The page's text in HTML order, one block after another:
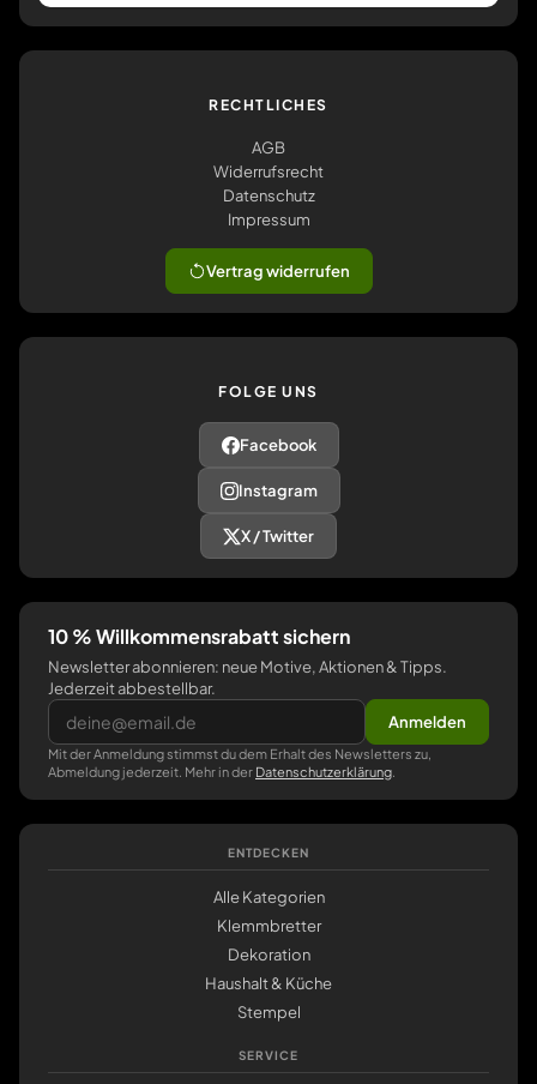
RECHTLICHES
AGB
Widerrufsrecht
Datenschutz
Impressum
Vertrag widerrufen
FOLGE UNS
Facebook
Instagram
X / Twitter
10 % Willkommensrabatt sichern
Newsletter abonnieren: neue Motive, Aktionen & Tipps.
Jederzeit abbestellbar.
Anmelden
Mit der Anmeldung stimmst du dem Erhalt des Newsletters zu,
Abmeldung jederzeit. Mehr in der Datenschutzerklärung
ENTDECKEN
Alle Kategorien
Klemmbretter
Dekoration
Haushalt & Küche
Stempel
SERVICE